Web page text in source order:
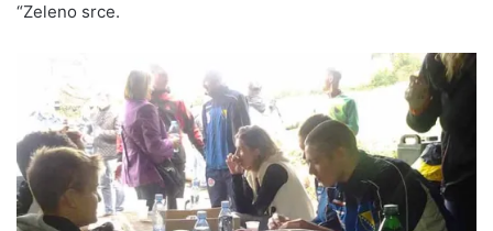
“Zeleno srce.